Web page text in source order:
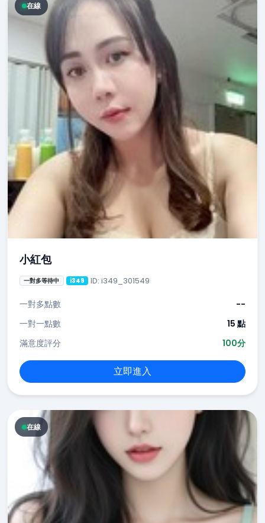
在線
小紅包
一對多等待中 i349 ID: i349_301549
一對多點數
--
一對一點數
15 點
滿意度評分
100分
立即進入
在線